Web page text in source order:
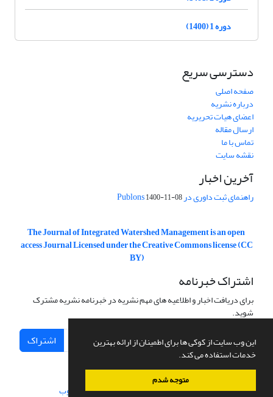
این وب سایت از کوکی ها برای اطمینان از ارائه بهترین
خدمات استفاده می کند.
متوجه شدم
دوره 1 (1400)
دسترسی سریع
صفحه اصلی
درباره نشریه
اعضای هیات تحریریه
ارسال مقاله
تماس با ما
نقشه سایت
آخرین اخبار
راهنمای ثبت داوری در Publons1400-11-08
The Journal of Integrated Watershed Management is an open
access Journal Licensed under the Creative Commons license (CC
BY)
اشتراک خبرنامه
برای دریافت اخبار و اطلاعیه های مهم نشریه در خبرنامه نشریه مشترک
شوید.
اشتراک
سامانه مدیریت نشریات علمی.طراحی و پیاده سازی از سیناوب